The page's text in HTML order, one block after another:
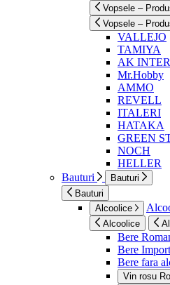
Vopsele –
Vopsele –
VALLEJO
TAMIYA
AK
Mr.Hobby
AMMO
REVELL
ITALERI
HATAKA
GREEN
NOCH
HELLER
Bauturi
Bauturi
Bauturi
Alcoolice
Alcoolice
Bere
Bere Import
Bere fara
Vin rosu